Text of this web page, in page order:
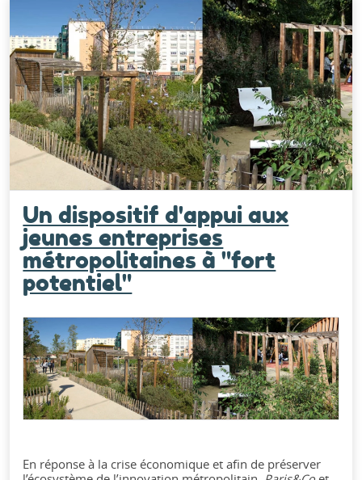
Un dispositif d'appui aux
jeunes entreprises
métropolitaines à "fort
potentiel"
En réponse à la crise économique et afin de préserver